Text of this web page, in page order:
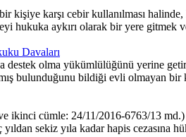
karşı cebir kullanılması
hukuka aykırı olarak bir yere gitmek
Davaları
olma yükümlülüğünü yerine
bulunduğunu bildiği evli olmayan bir
ikinci cümle: 24/11/2016-6763/13
yıldan sekiz yıla kadar hapis